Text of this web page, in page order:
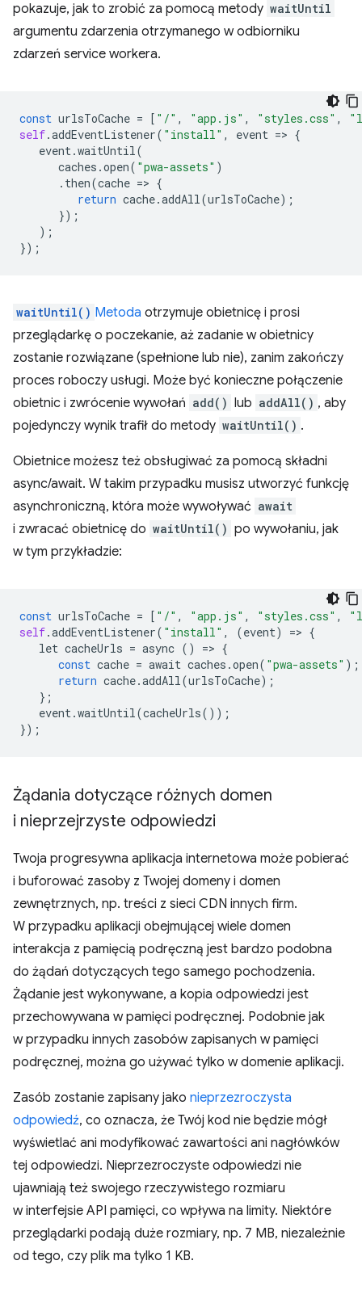
pokazuje, jak to zrobić za pomocą metody waitUntil
argumentu zdarzenia otrzymanego w odbiorniku
zdarzeń service workera.
const urlsToCache = [ "/" , "app.js" , "styles.css" ,
self.addEventListener( "install" , event => {
event.waitUntil(
caches .open( "pwa-assets" )
. then(cache => {
return cache.addAll(urlsToCache);
});
);
});
waitUntil() Metoda otrzymuje obietnicę i prosi
przeglądarkę o poczekanie, aż zadanie w obietnicy
zostanie rozwiązane (spełnione lub nie), zanim zakończy
proces roboczy usługi. Może być konieczne połączenie
obietnic i zwrócenie wywołań add() lub addAll() , aby
pojedynczy wynik trafił do metody waitUntil() .
Obietnice możesz też obsługiwać za pomocą składni
async/await. W takim przypadku musisz utworzyć funkcję
asynchroniczną, która może wywoływać await
i zwracać obietnicę do waitUntil() po wywołaniu, jak
w tym przykładzie:
const urlsToCache = [ "/" , "app.js" , "styles.css" ,
self.addEventListener( "install" , (event) => {
let cacheUrls = async () => {
const cache = await caches .open( "pwa-assets" );
return cache.addAll(urlsToCache);
};
event.waitUntil(cacheUrls());
});
Żądania dotyczące różnych domen
i nieprzejrzyste odpowiedzi
Twoja progresywna aplikacja internetowa może pobierać
i buforować zasoby z Twojej domeny i domen
zewnętrznych, np. treści z sieci CDN innych firm.
W przypadku aplikacji obejmującej wiele domen
interakcja z pamięcią podręczną jest bardzo podobna
do żądań dotyczących tego samego pochodzenia.
Żądanie jest wykonywane, a kopia odpowiedzi jest
przechowywana w pamięci podręcznej. Podobnie jak
w przypadku innych zasobów zapisanych w pamięci
podręcznej, można go używać tylko w domenie aplikacji.
Zasób zostanie zapisany jako nieprzezroczysta
odpowiedź, co oznacza, że Twój kod nie będzie mógł
wyświetlać ani modyfikować zawartości ani nagłówków
tej odpowiedzi. Nieprzezroczyste odpowiedzi nie
ujawniają też swojego rzeczywistego rozmiaru
w interfejsie API pamięci, co wpływa na limity. Niektóre
przeglądarki podają duże rozmiary, np. 7 MB, niezależnie
od tego, czy plik ma tylko 1 KB.